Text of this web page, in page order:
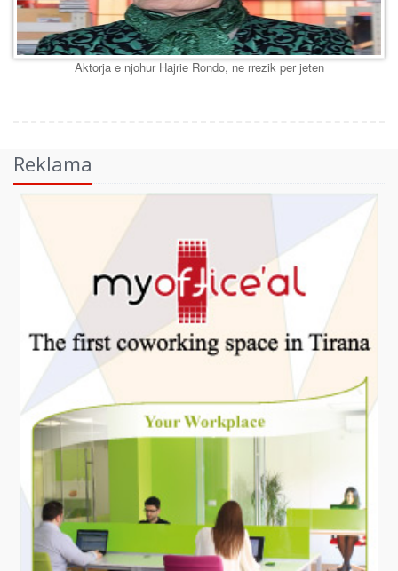
Aktorja e njohur Hajrie Rondo, ne rrezik per jeten
Reklama